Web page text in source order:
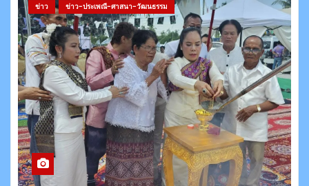
ข่าว ข่าว-ประเพณี-ศาสนา-วัฒนธรรม